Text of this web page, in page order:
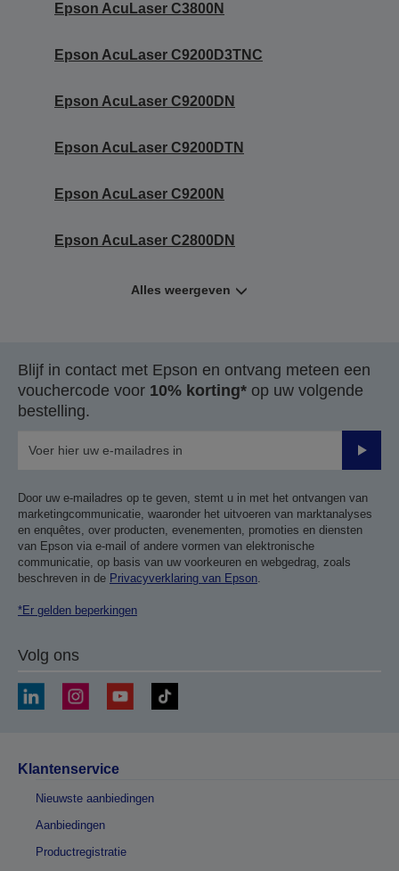
Epson AcuLaser C3800N
Epson AcuLaser C9200D3TNC
Epson AcuLaser C9200DN
Epson AcuLaser C9200DTN
Epson AcuLaser C9200N
Epson AcuLaser C2800DN
Alles weergeven
Blijf in contact met Epson en ontvang meteen een
vouchercode voor 10% korting* op uw volgende
bestelling.
Door uw e-mailadres op te geven, stemt u in met het ontvangen van
marketingcommunicatie, waaronder het uitvoeren van marktanalyses
en enquêtes, over producten, evenementen, promoties en diensten
van Epson via e-mail of andere vormen van elektronische
communicatie, op basis van uw voorkeuren en webgedrag, zoals
beschreven in de Privacyverklaring van Epson.
*Er gelden beperkingen
Volg ons
Klantenservice
Nieuwste aanbiedingen
Aanbiedingen
Productregistratie